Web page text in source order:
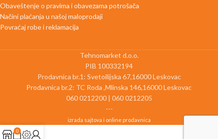
Obaveštenje o pravima i obavezama potrošača
Načini plaćanja u našoj maloprodaji
Povraćaj robe i reklamacija
Tehnomarket d.o.o.
PIB 100332194
Prodavnica br.1: Svetoilijska 67,16000 Leskovac
Prodavnica br.2: TC Roda ,Mlinska 146,16000 Leskovac
060 0212200 | 060 0212205
---
izrada sajtova i online prodavnica
0